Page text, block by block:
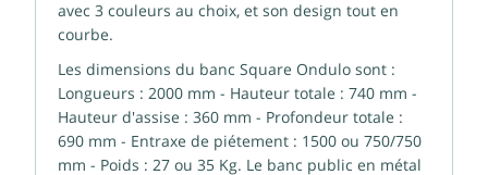
avec 3 couleurs au choix, et son design tout en
courbe.
Les dimensions du banc Square Ondulo sont :
Longueurs : 2000 mm - Hauteur totale : 740 mm -
Hauteur d'assise : 360 mm - Profondeur totale :
690 mm - Entraxe de piétement : 1500 ou 750/750
mm - Poids : 27 ou 35 Kg. Le banc public en métal